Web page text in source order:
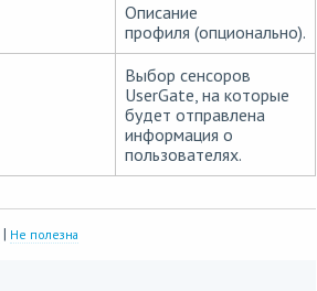
Описание
профиля (опционально).
Выбор сенсоров
UserGate, на которые
будет отправлена
информация о
пользователях.
| Не полезна